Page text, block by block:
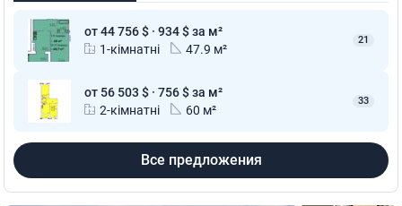
от 44 756 $ · 934 $ за м²
1-кімнатні
47.9 м²
21
от 56 503 $ · 756 $ за м²
2-кімнатні
60 м²
33
Все предложения